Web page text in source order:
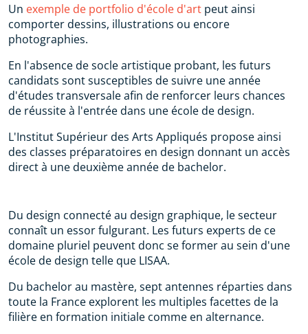
Un exemple de portfolio d'école d'art peut ainsi
comporter dessins, illustrations ou encore
photographies.
En l'absence de socle artistique probant, les futurs
candidats sont susceptibles de suivre une année
d'études transversale afin de renforcer leurs chances
de réussite à l'entrée dans une école de design.
L'Institut Supérieur des Arts Appliqués propose ainsi
des classes préparatoires en design donnant un accès
direct à une deuxième année de bachelor.
Du design connecté au design graphique, le secteur
connaît un essor fulgurant. Les futurs experts de ce
domaine pluriel peuvent donc se former au sein d'une
école de design telle que LISAA.
Du bachelor au mastère, sept antennes réparties dans
toute la France explorent les multiples facettes de la
filière en formation initiale comme en alternance.